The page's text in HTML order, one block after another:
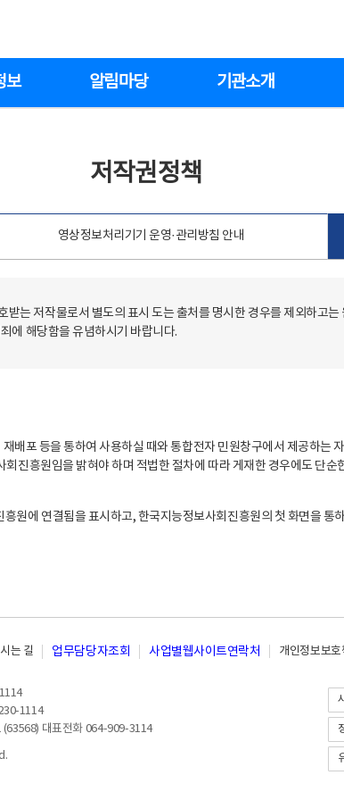
보 알림마당 기관소개
저작권정책
영상정보처리기기 운영·관리방침 안내
는 저작물로서 별도의 표시 도는 출처를 명시한 경우를 제외하고
에 해당함을 유념하시기 바랍니다.
배포 등을 통하여 사용하실 때와 통합전자 민원창구에서 제공하는
진흥원임을 밝혀야 하며 적법한 절차에 따라 게재한 경우에도 단
원에 연결됨을 표시하고, 한국지능정보사회진흥원의 첫 화면을
는 길 업무담당자조회 사업별웹사이트연락처 개인정보보
1114
(63568) 대표전화 064-909-3114